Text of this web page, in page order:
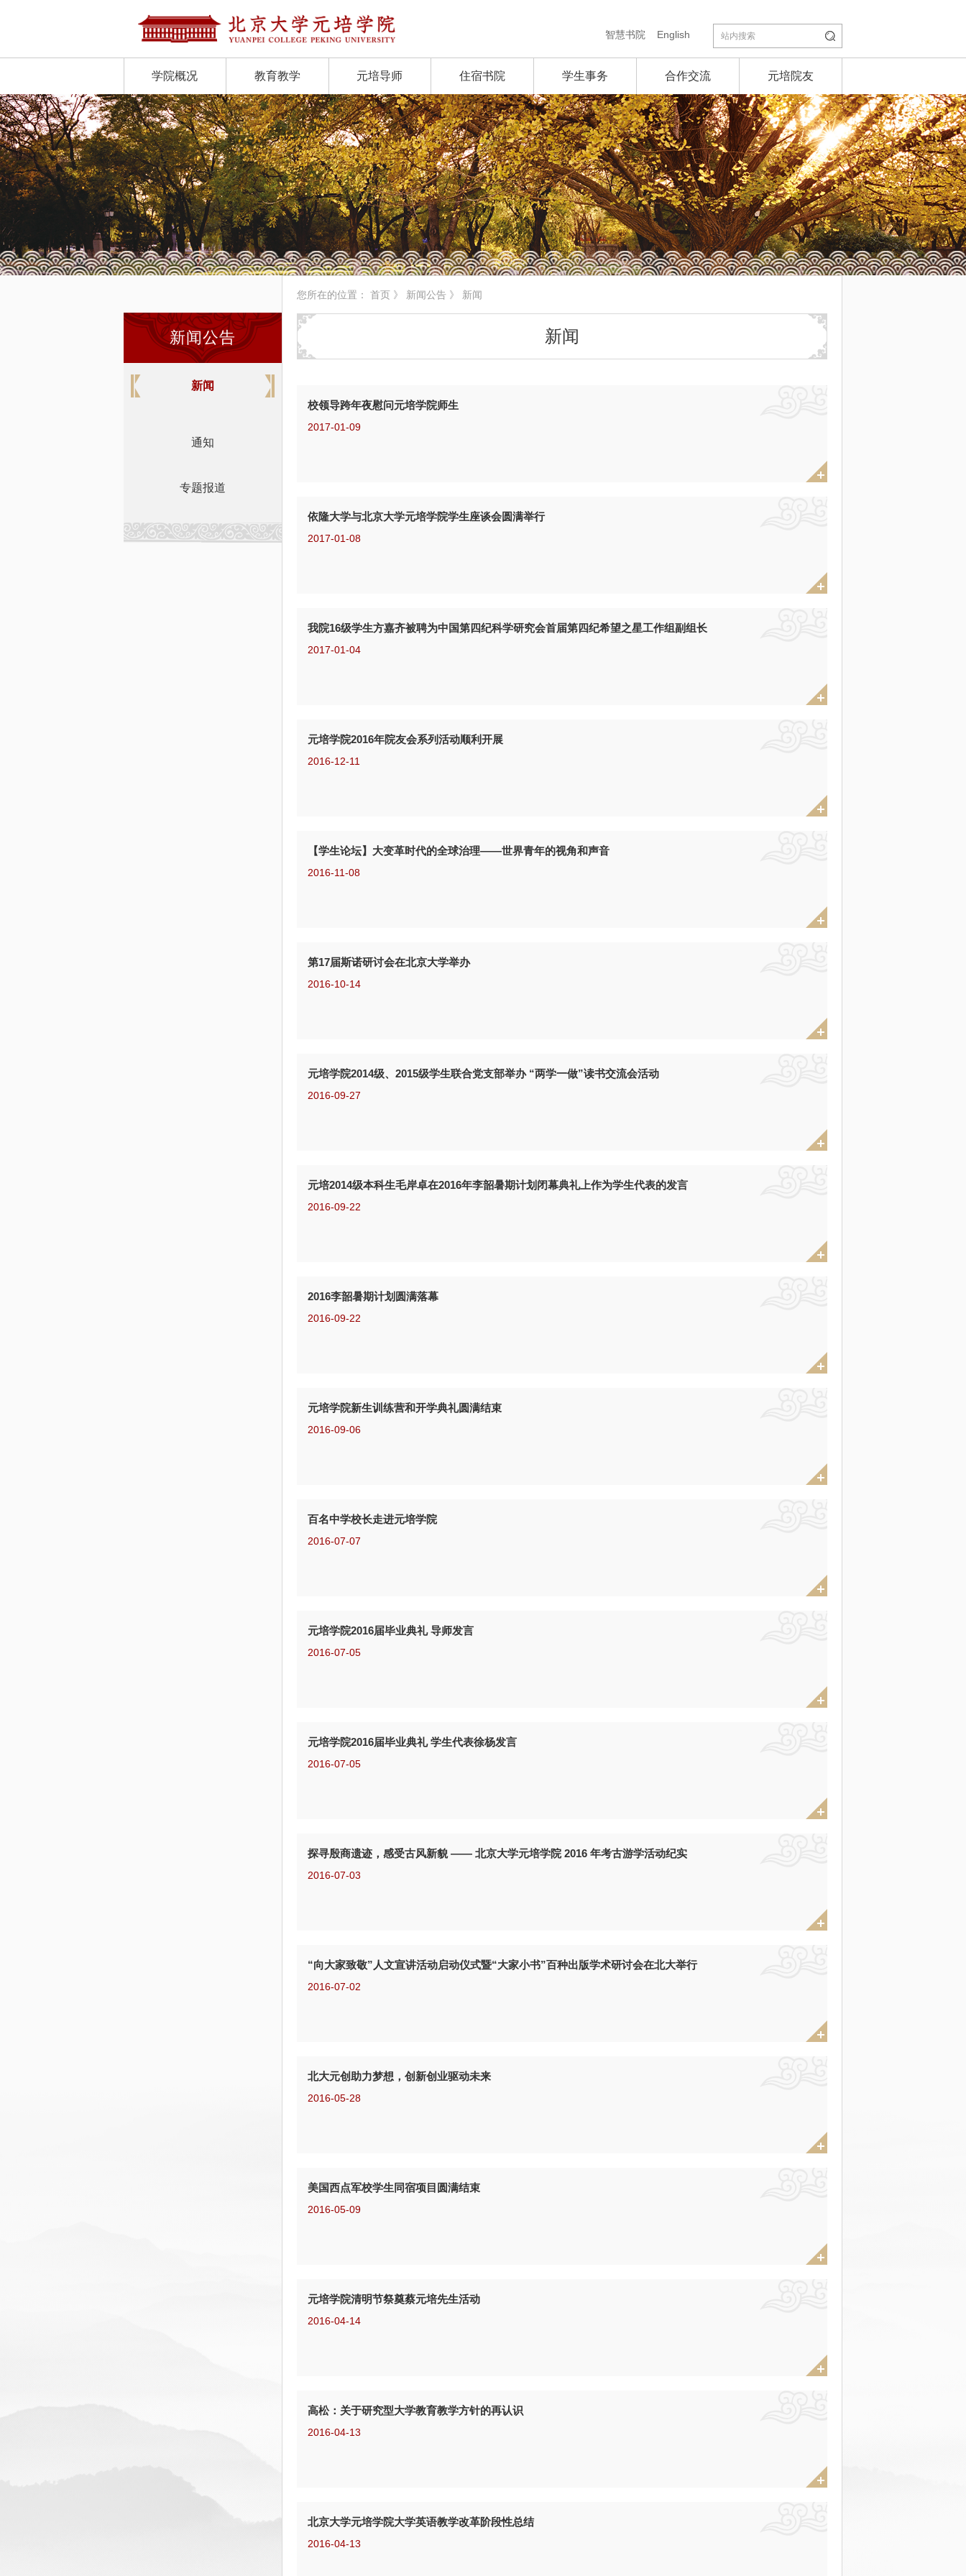
智慧书院 English
学院概况 教育教学 元培导师 住宿书院 学生事务 合作交流 元培院友
新闻公告
新闻
通知
专题报道
您所在的位置： 首页 》 新闻公告 》 新闻
新闻
校领导跨年夜慰问元培学院师生
2017-01-09
依隆大学与北京大学元培学院学生座谈会圆满举行
2017-01-08
我院16级学生方嘉齐被聘为中国第四纪科学研究会首届第四纪希望之星工作组副组长
2017-01-04
元培学院2016年院友会系列活动顺利开展
2016-12-11
【学生论坛】大变革时代的全球治理——世界青年的视角和声音
2016-11-08
第17届斯诺研讨会在北京大学举办
2016-10-14
元培学院2014级、2015级学生联合党支部举办 “两学一做”读书交流会活动
2016-09-27
元培2014级本科生毛岸卓在2016年李韶暑期计划闭幕典礼上作为学生代表的发言
2016-09-22
2016李韶暑期计划圆满落幕
2016-09-22
元培学院新生训练营和开学典礼圆满结束
2016-09-06
百名中学校长走进元培学院
2016-07-07
元培学院2016届毕业典礼 导师发言
2016-07-05
元培学院2016届毕业典礼 学生代表徐杨发言
2016-07-05
探寻殷商遗迹，感受古风新貌 —— 北京大学元培学院 2016 年考古游学活动纪实
2016-07-03
“向大家致敬”人文宣讲活动启动仪式暨“大家小书”百种出版学术研讨会在北大举行
2016-07-02
北大元创助力梦想，创新创业驱动未来
2016-05-28
美国西点军校学生同宿项目圆满结束
2016-05-09
元培学院清明节祭奠蔡元培先生活动
2016-04-14
高松：关于研究型大学教育教学方针的再认识
2016-04-13
北京大学元培学院大学英语教学改革阶段性总结
2016-04-13